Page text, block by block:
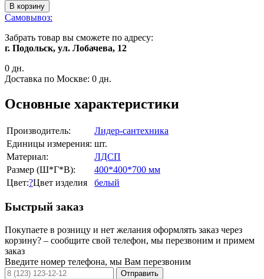
В корзину
Самовывоз:
Забрать товар вы сможете по адресу:
г. Подольск, ул. Лобачева, 12
0 дн.
Доставка по Москве: 0 дн.
Основные характеристики
Производитель:
Лидер-сантехника
Единицы измерения: шт.
Материал:
ЛДСП
Размер (Ш*Г*В):
400*400*700 мм
Цвет:?Цвет изделия белый
Быстрый заказ
Покупаете в розницу и нет желания оформлять заказ через
корзину? – сообщите свой телефон, мы перезвоним и примем
заказ
Введите номер телефона, мы Вам перезвоним
Отправить